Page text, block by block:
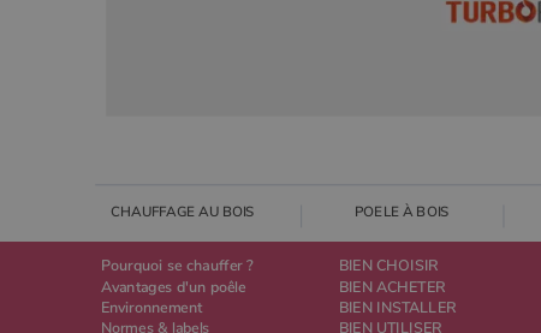
CHAUFFAGE AU BOIS POELE À BOIS
Pourquoi se chauffer ?
Avantages d'un poêle
Environnement
Normes & labels
BIEN CHOISIR
BIEN ACHETER
BIEN INSTALLER
BIEN UTILISER